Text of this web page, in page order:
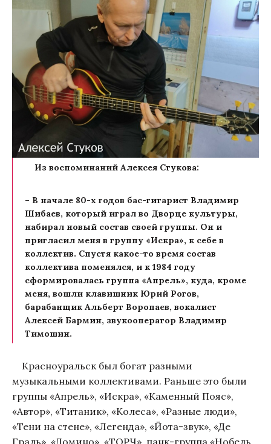
Из воспоминаний Алексея Стукова:
– В начале 80-х годов бас-гитарист Владимир
Шибаев, который играл во Дворце культуры,
набирал новый состав своей группы. Он и
пригласил меня в группу «Искра», к себе в
коллектив. Спустя какое-то время состав
коллектива поменялся, и к 1984 году
сформировалась группа «Апрель», куда, кроме
меня, вошли клавишник Юрий Рогов,
барабанщик Альберт Воропаев, вокалист
Алексей Бармин, звукооператор Владимир
Тимошин.
Красноуральск был богат разными
музыкальными коллективами. Раньше это были
группы «Апрель», «Искра», «Каменный Пояс»,
«Автор», «Титаник», «Колеса», «Разные люди»,
«Тени на стене», «Легенда», «Йота-звук», «Де
Граль», «Домино», «ТОРЧ», панк-группа «Нобель